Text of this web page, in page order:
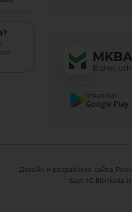
Biznes
Imkani bar
Google Play
Дизайн и разработка сайта
Sayt 1C-Bitriksda